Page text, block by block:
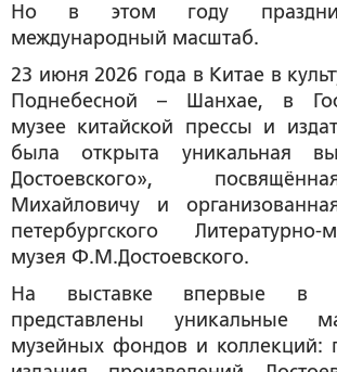
Но в этом году
международный масштаб.
23 июня 2026 года в Китае в
Поднебесной – Шанхае, в
музее китайской прессы и
была открыта уникальная
Достоевского»,
Михайловичу и
петербургского Литературно-
музея Ф.М.Достоевского.
На выставке впервые в
представлены уникальные
музейных фондов и коллекций: